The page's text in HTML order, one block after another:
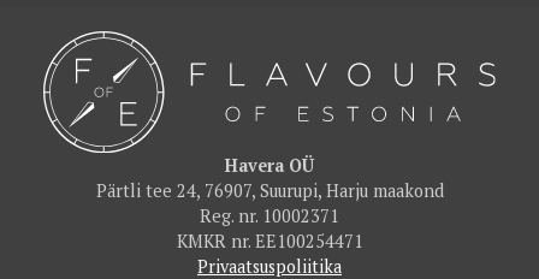
Havera OÜ
Pärtli tee 24, 76907, Suurupi, Harju maakond
Reg. nr. 10002371
KMKR nr. EE100254471
Privaatsuspoliitika